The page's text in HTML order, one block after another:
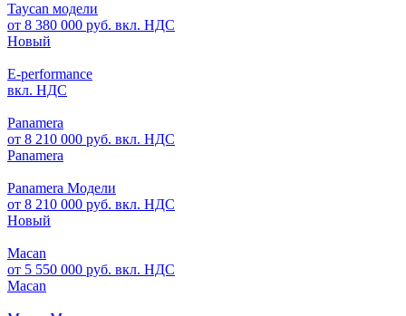
Taycan модели
от 8 380 000 руб. вкл. НДС
Новый
E-performance
вкл. НДС
Panamera
от 8 210 000 руб. вкл. НДС
Panamera
Panamera Модели
от 8 210 000 руб. вкл. НДС
Новый
Macan
от 5 550 000 руб. вкл. НДС
Macan